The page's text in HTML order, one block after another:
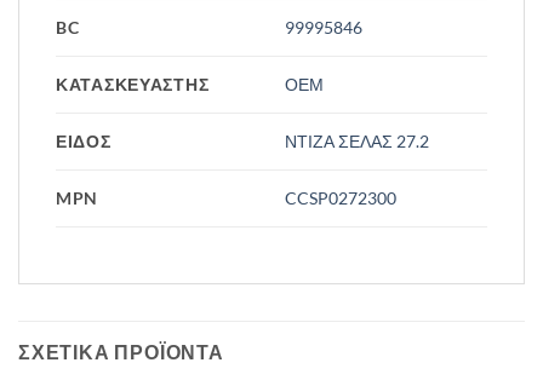
BC 99995846
ΚΑΤΑΣΚΕΥΑΣΤΗΣ ΟΕΜ
ΕΙΔΟΣ ΝΤΙΖΑ ΣΕΛΑΣ 27.2
MPN CCSP0272300
ΣΧΕΤΙΚΆ ΠΡΟΪΌΝΤΑ